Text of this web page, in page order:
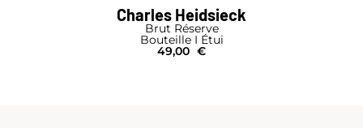
Charles Heidsieck
Brut Réserve
Bouteille I Étui
49,00 €